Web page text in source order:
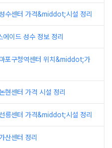
수센터 가격&middot;시설 정리
이드 성수 정보 정리
포구청역센터 위치&middot;가
현센터 가격 시설 정리
릉센터 가격&middot;시설 정리
산센터 정리